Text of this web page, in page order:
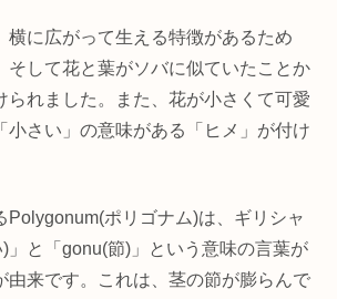
横に広がって生える特徴があるため
そして花と葉がソバに似ていたことか
られました。また、花が小さくて可愛
小さい」の意味がある「ヒメ」が付け
Polygonum(ポリゴナム)は、ギリシャ
」と「gonu(節)」という意味の言葉が
由来です。これは、茎の節が膨らんで